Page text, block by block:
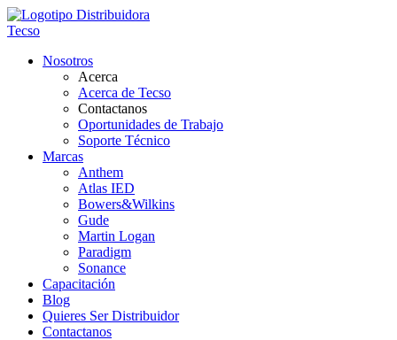
Nosotros
Acerca
Acerca de Tecso
Contactanos
Oportunidades de Trabajo
Soporte Técnico
Marcas
Anthem
Atlas IED
Bowers&Wilkins
Gude
Martin Logan
Paradigm
Sonance
Capacitación
Blog
Quieres Ser Distribuidor
Contactanos